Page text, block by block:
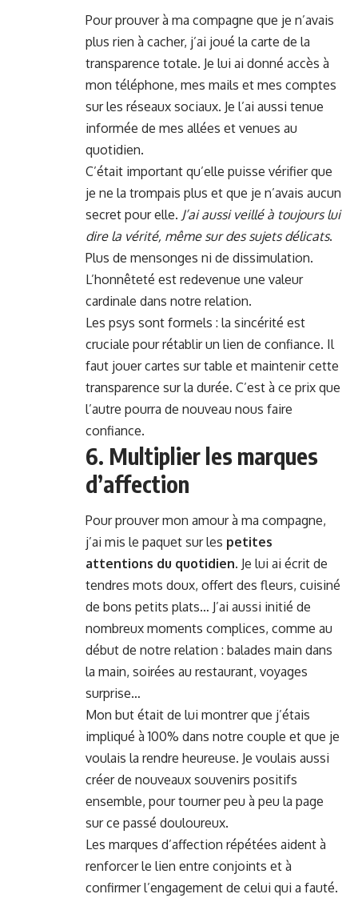
Pour prouver à ma compagne que je n’avais
plus rien à cacher, j’ai joué la carte de la
transparence totale. Je lui ai donné accès à
mon téléphone, mes mails et mes comptes
sur les réseaux sociaux. Je l’ai aussi tenue
informée de mes allées et venues au
quotidien.
C’était important qu’elle puisse vérifier que
je ne la trompais plus et que je n’avais aucun
secret pour elle. J’ai aussi veillé à toujours lui
dire la vérité, même sur des sujets délicats.
Plus de mensonges ni de dissimulation.
L’honnêteté est redevenue une valeur
cardinale dans notre relation.
Les psys sont formels : la sincérité est
cruciale pour rétablir un lien de confiance. Il
faut jouer cartes sur table et maintenir cette
transparence sur la durée. C’est à ce prix que
l’autre pourra de nouveau nous faire
confiance.
6. Multiplier les marques
d’affection
Pour prouver mon amour à ma compagne,
j’ai mis le paquet sur les petites
attentions du quotidien. Je lui ai écrit de
tendres mots doux, offert des fleurs, cuisiné
de bons petits plats… J’ai aussi initié de
nombreux moments complices, comme au
début de notre relation : balades main dans
la main, soirées au restaurant, voyages
surprise…
Mon but était de lui montrer que j’étais
impliqué à 100% dans notre couple et que je
voulais la rendre heureuse. Je voulais aussi
créer de nouveaux souvenirs positifs
ensemble, pour tourner peu à peu la page
sur ce passé douloureux.
Les marques d’affection répétées aident à
renforcer le lien entre conjoints et à
confirmer l’engagement de celui qui a fauté.